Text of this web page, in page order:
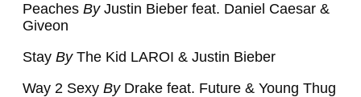
Peaches ByJustin Bieber feat. Daniel Caesar &
Giveon
Stay By The Kid LAROI & Justin Bieber
Way 2 Sexy ByDrake feat. Future & Young Thug